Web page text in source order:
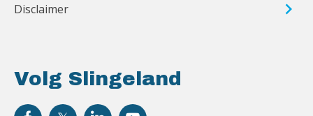
Volg Slingeland
Disclaimer